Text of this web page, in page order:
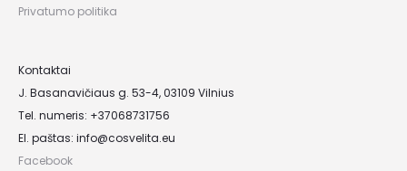
Privatumo politika
Kontaktai
J. Basanavičiaus g. 53-4, 03109 Vilnius
Tel. numeris: +37068731756
El. paštas: info@cosvelita.eu
Facebook